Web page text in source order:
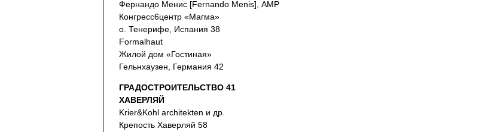
Фернандо Менис [Fernando Menis], AMP
Конгресс6центр «Магма»
о. Тенерифе, Испания 38
Formalhaut
Жилой дом «Гостиная»
Гельнхаузен, Германия 42
ГРАДОСТРОИТЕЛЬСТВО 41
ХАВЕРЛЯЙ
Krier&Kohl architekten и др.
Крепость Хаверляй 58